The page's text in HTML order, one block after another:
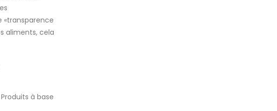
«transparence
aliments, cela
à base